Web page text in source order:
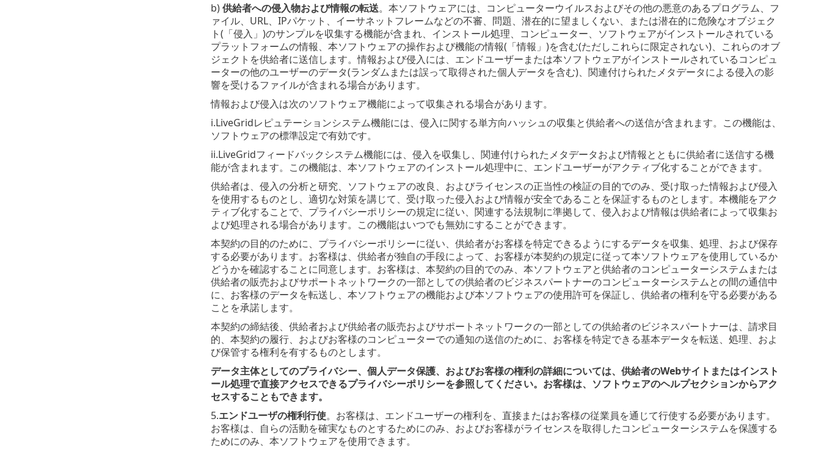
b)供給者への侵入物および情報の転送。本ソフトウェアには、コンピューターウイルスおよびその他の悪意のあるプログラム、フ
ァイル、URL、IPパケット、イーサネットフレームなどの不審、問題、潜在的に望ましくない、または潜在的に危険なオブジェク
ト(「侵入」)のサンプルを収集する機能が含まれ、インストール処理、コンピューター、ソフトウェアがインストールされている
プラットフォームの情報、本ソフトウェアの操作および機能の情報(「情報」)を含む(ただしこれらに限定されない)、これらのオブ
ジェクトを供給者に送信します。情報および侵入には、エンドユーザーまたは本ソフトウェアがインストールされているコンピュ
ーターの他のユーザーのデータ(ランダムまたは誤って取得された個人データを含む)、関連付けられたメタデータによる侵入の影
響を受けるファイルが含まれる場合があります。
情報および侵入は次のソフトウェア機能によって収集される場合があります。
i.LiveGridレピュテーションシステム機能には、侵入に関する単方向ハッシュの収集と供給者への送信が含まれます。この機能は、
ソフトウェアの標準設定で有効です。
ii.LiveGridフィードバックシステム機能には、侵入を収集し、関連付けられたメタデータおよび情報とともに供給者に送信する機
能が含まれます。この機能は、本ソフトウェアのインストール処理中に、エンドユーザーがアクティブ化することができます。
供給者は、侵入の分析と研究、ソフトウェアの改良、およびライセンスの正当性の検証の目的でのみ、受け取った情報および侵入
を使用するものとし、適切な対策を講じて、受け取った侵入および情報が安全であることを保証するものとします。本機能をアク
ティブ化することで、プライバシーポリシーの規定に従い、関連する法規制に準拠して、侵入および情報は供給者によって収集お
よび処理される場合があります。この機能はいつでも無効にすることができます。
本契約の目的のために、プライバシーポリシーに従い、供給者がお客様を特定できるようにするデータを収集、処理、および保存
する必要があります。お客様は、供給者が独自の手段によって、お客様が本契約の規定に従って本ソフトウェアを使用しているか
どうかを確認することに同意します。お客様は、本契約の目的でのみ、本ソフトウェアと供給者のコンピューターシステムまたは
供給者の販売およびサポートネットワークの一部としての供給者のビジネスパートナーのコンピューターシステムとの間の通信中
に、お客様のデータを転送し、本ソフトウェアの機能および本ソフトウェアの使用許可を保証し、供給者の権利を守る必要がある
ことを承諾します。
本契約の締結後、供給者および供給者の販売およびサポートネットワークの一部としての供給者のビジネスパートナーは、請求目
的、本契約の履行、およびお客様のコンピューターでの通知の送信のために、お客様を特定できる基本データを転送、処理、およ
び保管する権利を有するものとします。
データ主体としてのプライバシー、個人データ保護、およびお客様の権利の詳細については、供給者のWebサイトまたはインスト
ール処理で直接アクセスできるプライバシーポリシーを参照してください。お客様は、ソフトウェアのヘルプセクションからアク
セスすることもできます。
5.エンドユーザの権利行使。お客様は、エンドユーザーの権利を、直接またはお客様の従業員を通じて行使する必要があります。
お客様は、自らの活動を確実なものとするためにのみ、およびお客様がライセンスを取得したコンピューターシステムを保護する
ためにのみ、本ソフトウェアを使用できます。